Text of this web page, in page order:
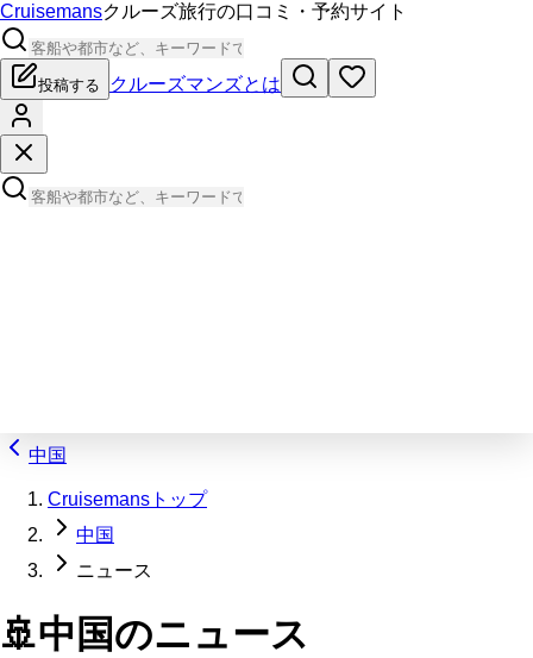
Cruisemansクルーズ旅行の口コミ・予約サイト
投稿する クルーズマンズとは
中国
Cruisemansトップ
中国
ニュース
🚢中国のニュース